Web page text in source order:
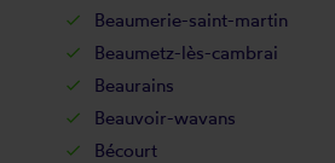
Beaumerie-saint-martin
Beaumetz-lès-cambrai
Beaurains
Beauvoir-wavans
Bécourt